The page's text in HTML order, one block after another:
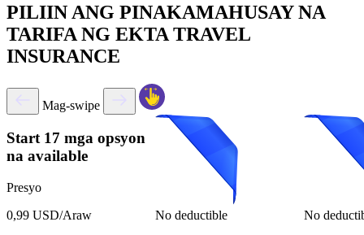
PILIIN ANG PINAKAMAHUSAY NA
TARIFA NG EKTA TRAVEL
INSURANCE
Mag-swipe
Start 17 mga opsyon
na available
Presyo
0,99 USD/Araw
No deductible No